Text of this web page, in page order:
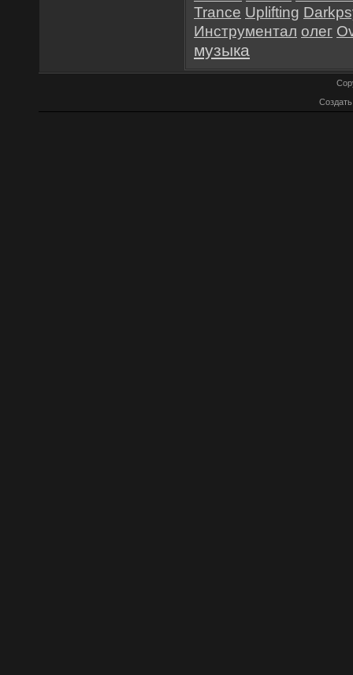
Trance Uplifting
Инструментал олег
музыка